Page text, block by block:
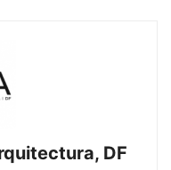
DF